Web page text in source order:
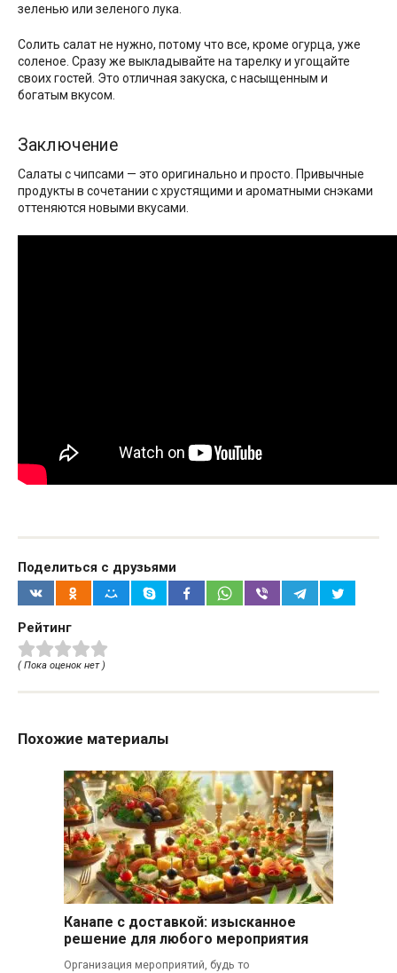
зеленью или зеленого лука.
Солить салат не нужно, потому что все, кроме огурца, уже
соленое. Сразу же выкладывайте на тарелку и угощайте
своих гостей. Это отличная закуска, с насыщенным и
богатым вкусом.
Заключение
Салаты с чипсами — это оригинально и просто. Привычные
продукты в сочетании с хрустящими и ароматными снэками
оттеняются новыми вкусами.
Поделиться с друзьями
Рейтинг
( Пока оценок нет )
Похожие материалы
Канапе с доставкой: изысканное
решение для любого мероприятия
Организация мероприятий, будь то